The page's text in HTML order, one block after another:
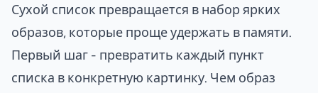
Сухой список превращается в набор ярких
образов, которые проще удержать в памяти.
Первый шаг - превратить каждый пункт
списка в конкретную картинку. Чем образ